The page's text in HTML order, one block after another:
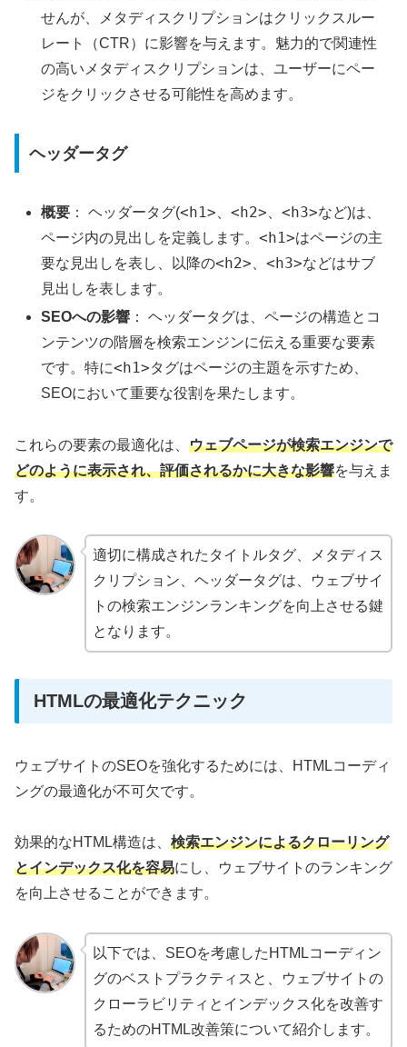
せんが、メタディスクリプションはクリックスルー
レート（CTR）に影響を与えます。魅力的で関連性
の高いメタディスクリプションは、ユーザーにペー
ジをクリックさせる可能性を高めます。
ヘッダータグ
概要 ： ヘッダータグ(<h1> 、<h2> 、<h3>など)は、
ページ内の見出しを定義します。<h1>はページの主
要な見出しを表し、以降の<h2> 、<h3>などはサブ
見出しを表します。
SEOへの影響 ： ヘッダータグは、ページの構造とコ
ンテンツの階層を検索エンジンに伝える重要な要素
です。特に<h1>タグはページの主題を示すため、
SEOにおいて重要な役割を果たします。
これらの要素の最適化は、 ウェブページが検索エンジンで
どのように表示され、評価されるかに大きな影響を与えま
す。
適切に構成されたタイトルタグ、メタディス
クリプション、ヘッダータグは、ウェブサイ
トの検索エンジンランキングを向上させる鍵
となります。
HTMLの最適化テクニック
ウェブサイトのSEOを強化するためには、HTMLコーディ
ングの最適化が不可欠です。
効果的なHTML構造は、 検索エンジンによるクローリング
とインデックス化を容易にし、ウェブサイトのランキング
を向上させることができます。
以下では、SEOを考慮したHTMLコーディン
グのベストプラクティスと、ウェブサイトの
クローラビリティとインデックス化を改善す
るためのHTML改善策について紹介します。